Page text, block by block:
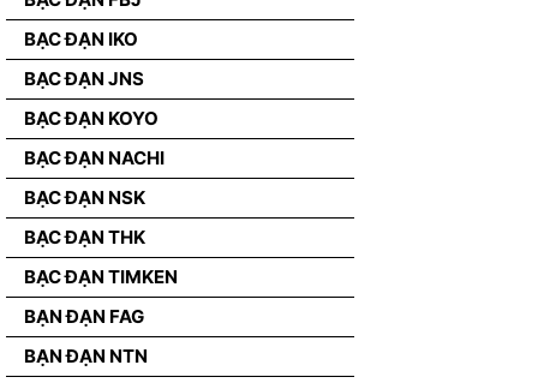
BẠC ĐẠN IKO
BẠC ĐẠN JNS
BẠC ĐẠN KOYO
BẠC ĐẠN NACHI
BẠC ĐẠN NSK
BẠC ĐẠN THK
BẠC ĐẠN TIMKEN
BẠN ĐẠN FAG
BẠN ĐẠN NTN